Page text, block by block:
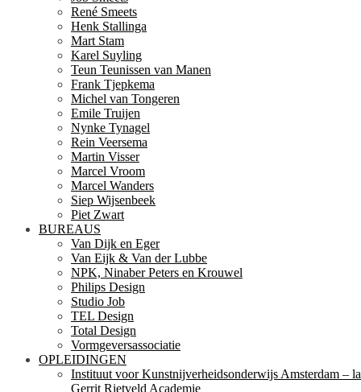
René Smeets
Henk Stallinga
Mart Stam
Karel Suyling
Teun Teunissen van Manen
Frank Tjepkema
Michel van Tongeren
Emile Truijen
Nynke Tynagel
Rein Veersema
Martin Visser
Marcel Vroom
Marcel Wanders
Siep Wijsenbeek
Piet Zwart
BUREAUS
Van Dijk en Eger
Van Eijk & Van der Lubbe
NPK, Ninaber Peters en Krouwel
Philips Design
Studio Job
TEL Design
Total Design
Vormgeversassociatie
OPLEIDINGEN
Instituut voor Kunstnijverheidsonderwijs Amsterdam –
Gerrit Rietveld Academie